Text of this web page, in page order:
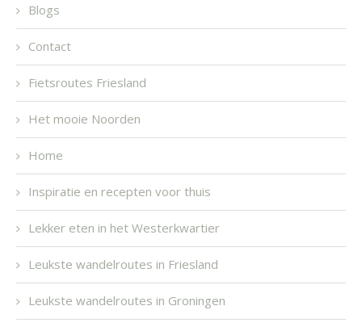
Blogs
Contact
Fietsroutes Friesland
Het mooie Noorden
Home
Inspiratie en recepten voor thuis
Lekker eten in het Westerkwartier
Leukste wandelroutes in Friesland
Leukste wandelroutes in Groningen